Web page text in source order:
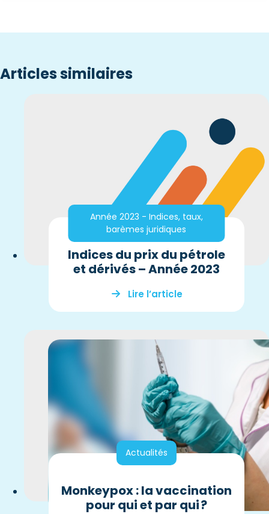
Articles similaires
Année 2023 - Indices, taux,
barèmes juridiques
Indices du prix du pétrole
et dérivés – Année 2023
Lire l’article
Actualités
Monkeypox : la vaccination
pour qui et par qui ?